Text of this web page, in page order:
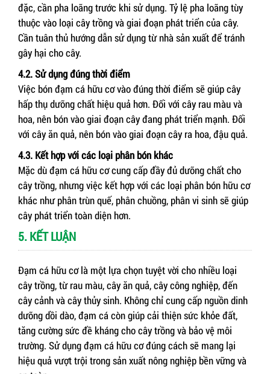
đặc, cần pha loãng trước khi sử dụng. Tỷ lệ pha loãng tùy
thuộc vào loại cây trồng và giai đoạn phát triển của cây.
Cần tuân thủ hướng dẫn sử dụng từ nhà sản xuất để tránh
gây hại cho cây.
4.2. Sử dụng đúng thời điểm
Việc bón đạm cá hữu cơ vào đúng thời điểm sẽ giúp cây
hấp thụ dưỡng chất hiệu quả hơn. Đối với cây rau màu và
hoa, nên bón vào giai đoạn cây đang phát triển mạnh. Đối
với cây ăn quả, nên bón vào giai đoạn cây ra hoa, đậu quả.
4.3. Kết hợp với các loại phân bón khác
Mặc dù đạm cá hữu cơ cung cấp đầy đủ dưỡng chất cho
cây trồng, nhưng việc kết hợp với các loại phân bón hữu cơ
khác như phân trùn quế, phân chuồng, phân vi sinh sẽ giúp
cây phát triển toàn diện hơn.
5. KẾT LUẬN
Đạm cá hữu cơ là một lựa chọn tuyệt vời cho nhiều loại
cây trồng, từ rau màu, cây ăn quả, cây công nghiệp, đến
cây cảnh và cây thủy sinh. Không chỉ cung cấp nguồn dinh
dưỡng dồi dào, đạm cá còn giúp cải thiện sức khỏe đất,
tăng cường sức đề kháng cho cây trồng và bảo vệ môi
trường. Sử dụng đạm cá hữu cơ đúng cách sẽ mang lại
hiệu quả vượt trội trong sản xuất nông nghiệp bền vững và